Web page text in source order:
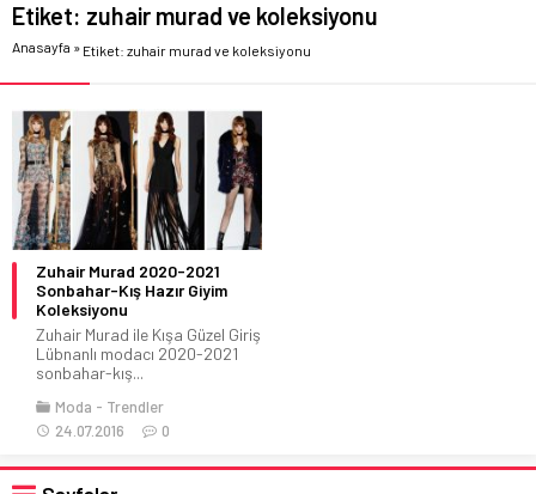
Etiket: zuhair murad ve koleksiyonu
Anasayfa » Etiket: zuhair murad ve koleksiyonu
Zuhair Murad 2020-2021
Sonbahar-Kış Hazır Giyim
Koleksiyonu
Zuhair Murad ile Kışa Güzel Giriş
Lübnanlı modacı 2020-2021
sonbahar-kış...
Moda
Trendler
24.07.2016
0